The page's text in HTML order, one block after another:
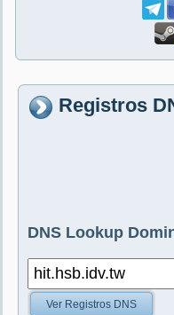
Registros
DNS Lookup
Ver Registros DNS